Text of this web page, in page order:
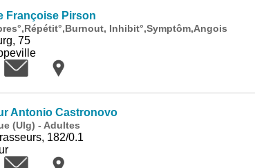
Françoise Pirson
Inhibit°,Symptôm,Angois
75
Antonio Castronovo
(Ulg) - Adultes
182/0.1